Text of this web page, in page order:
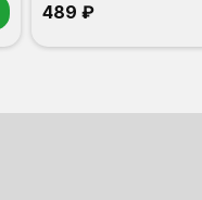
489 ₽